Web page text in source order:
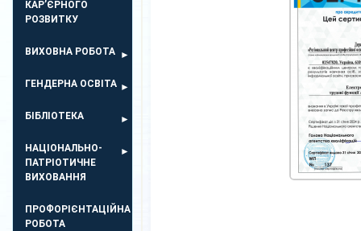
КАР’ЄРНОГО
РОЗВИТКУ
ВИХОВНА РОБОТА
ГЕНДЕРНА ОСВІТА
БІБЛІОТЕКА
НАЦІОНАЛЬНО-
ПАТРІОТИЧНЕ
ВИХОВАННЯ
ПРОФОРІЄНТАЦІЙНА
РОБОТА